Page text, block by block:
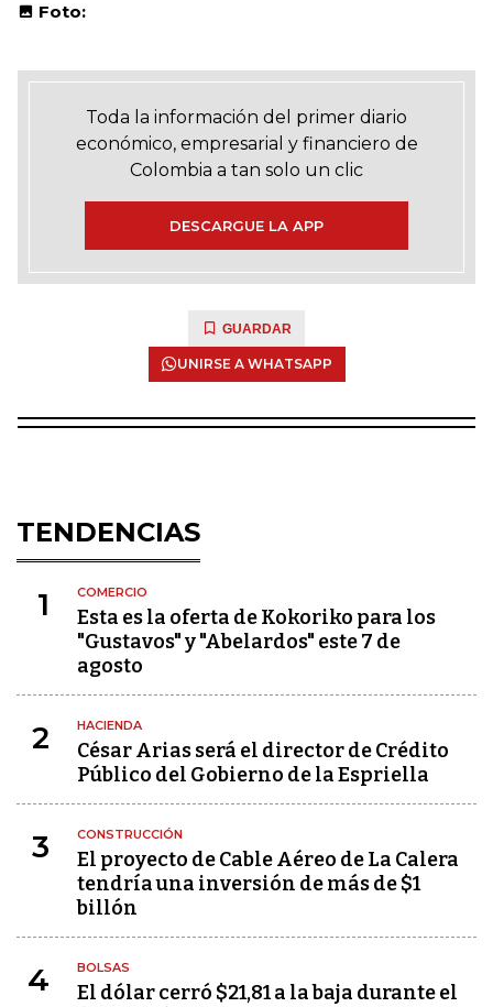
Foto:
Toda la información del primer diario
económico, empresarial y financiero de
Colombia a tan solo un clic
DESCARGUE LA APP
GUARDAR
UNIRSE A WHATSAPP
TENDENCIAS
1 COMERCIO
Esta es la oferta de Kokoriko para los
"Gustavos" y "Abelardos" este 7 de
agosto
2 HACIENDA
César Arias será el director de Crédito
Público del Gobierno de la Espriella
3 CONSTRUCCIÓN
El proyecto de Cable Aéreo de La Calera
tendría una inversión de más de $1
billón
4 BOLSAS
El dólar cerró $21,81 a la baja durante el